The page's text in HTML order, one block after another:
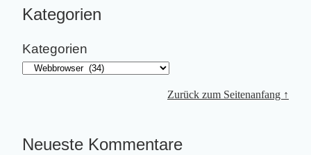
Kategorien
Kategorien
Zurück zum Seitenanfang ↑
Neueste Kommentare